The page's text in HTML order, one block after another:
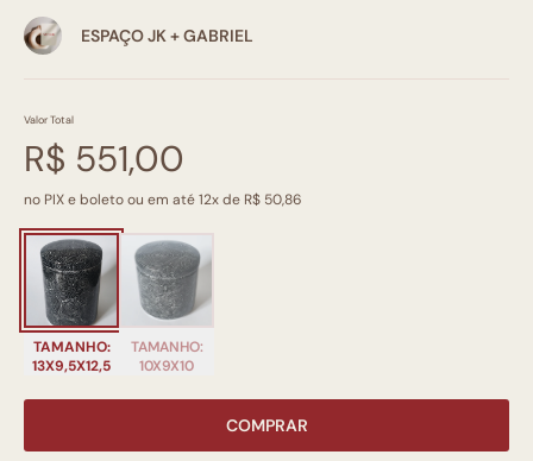
ESPAÇO JK + GABRIEL
Valor Total
R$ 551,00
no PIX e boleto ou em até 12x de R$ 50,86
TAMANHO:
13X9,5X12,5
TAMANHO:
10X9X10
COMPRAR